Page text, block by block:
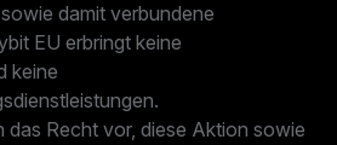
damit verbundene
EU erbringt keine
keine
das Recht vor, diese Aktion sowie